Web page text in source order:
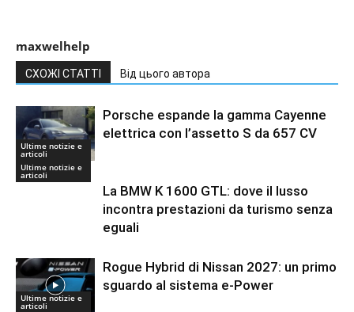
maxwelhelp
СХОЖІ СТАТТІ Від цього автора
Ultime notizie e
articoli
Porsche espande la gamma Cayenne
elettrica con l’assetto S da 657 CV
Ultime notizie e
articoli
La BMW K 1600 GTL: dove il lusso
incontra prestazioni da turismo senza
eguali
Ultime notizie e
articoli
Rogue Hybrid di Nissan 2027: un primo
sguardo al sistema e-Power